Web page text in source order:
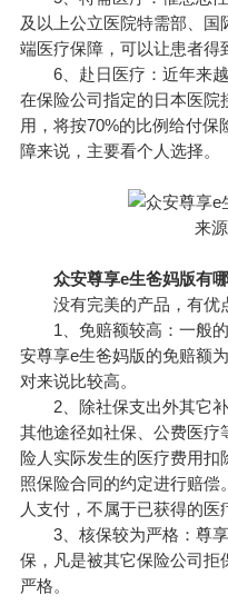
及以上公立医院特需部、国
端医疗保障，可以让患者得
6、赴日医疗：近年来越
在保险公司指定的日本医院
用，将按70%的比例给付保
障来说，主要看个人选择。
来源
众安尊享e生爸妈版有哪
没有完美的产品，有优
1、免赔额较高：一般的
安尊享e生爸妈版的免赔额
对来说比较高。
2、除社保支出外其它补
其他途径如社保、公费医疗
险人实际发生的医疗费用
照保险合同的约定进行赔偿
人支付，不属于已获得的医
3、核保较为严格：尊享
保，凡是被其它保险公司拒
严格。